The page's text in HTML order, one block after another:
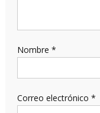
Nombre *
Correo electrónico *